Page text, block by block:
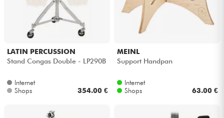
Blasinstrumente
Violinen & Quartett
Kinder
HiFi
LATIN PERCUSSION
Stand Congas Double - LP290B
Internet
Shops
354.00 €
MEINL
Support Handpan
Internet
Shops
63.00 €